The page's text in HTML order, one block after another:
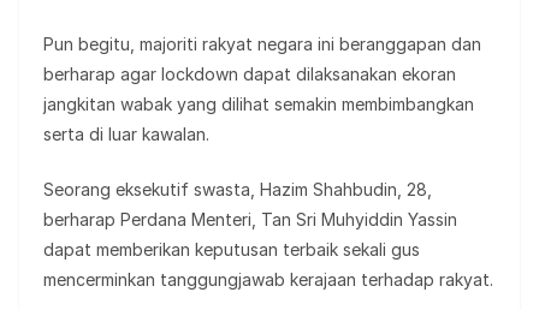
Pun begitu, majoriti rakyat negara ini beranggapan dan
berharap agar lockdown dapat dilaksanakan ekoran
jangkitan wabak yang dilihat semakin membimbangkan
serta di luar kawalan.
Seorang eksekutif swasta, Hazim Shahbudin, 28,
berharap Perdana Menteri, Tan Sri Muhyiddin Yassin
dapat memberikan keputusan terbaik sekali gus
mencerminkan tanggungjawab kerajaan terhadap rakyat.